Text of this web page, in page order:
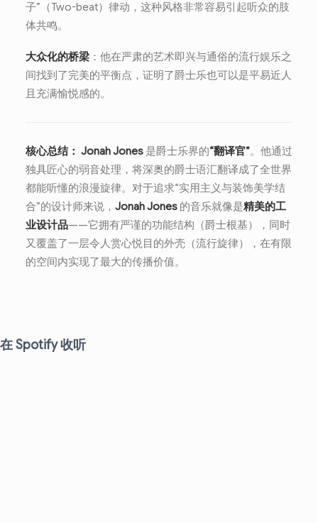
子”（Two-beat）律动，这种风格非常容易引起听众的肢
体共鸣。
大众化的桥梁 ：他在严肃的艺术即兴与通俗的流行娱乐之
间找到了完美的平衡点，证明了爵士乐也可以是平易近人
且充满愉悦感的。
核心总结： Jonah Jones 是爵士乐界的“翻译官”。他通过
独具匠心的弱音处理，将深奥的爵士语汇翻译成了全世界
都能听懂的浪漫旋律。对于追求“实用主义与装饰美学结
合”的设计师来说， Jonah Jones 的音乐就像是精美的工
业设计品——它拥有严谨的功能结构（爵士根基），同时
又覆盖了一层令人赏心悦目的外壳（流行旋律），在有限
的空间内实现了最大的传播价值。
在 Spotify 收听